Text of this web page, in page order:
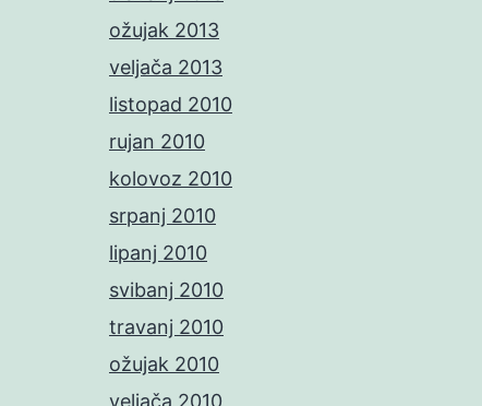
ožujak 2013
veljača 2013
listopad 2010
rujan 2010
kolovoz 2010
srpanj 2010
lipanj 2010
svibanj 2010
travanj 2010
ožujak 2010
veljača 2010